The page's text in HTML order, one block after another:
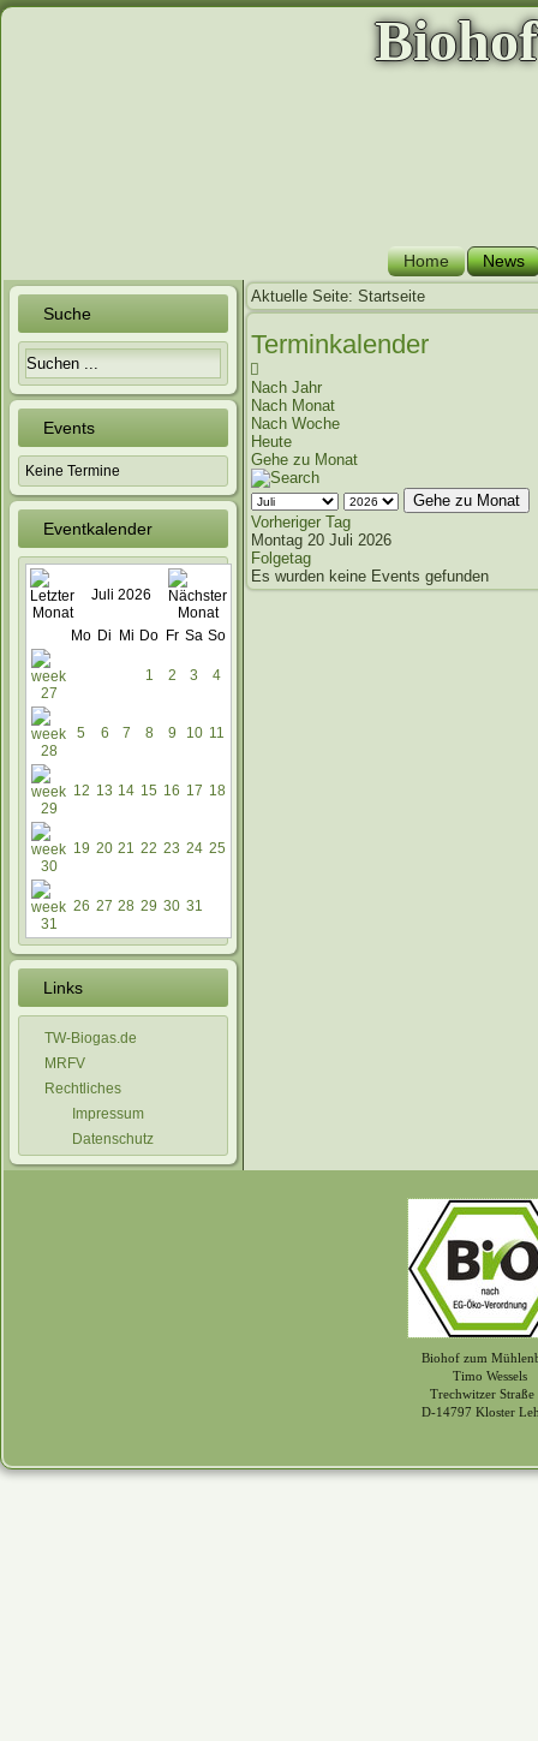
Home News
Suche
Events
Keine Termine
Eventkalender
Juli 2026
Mo Di Mi Do Fr Sa So
1 2 3 4
5 6 7 8 9 10 11
12 13 14 15 16 17 18
19 20 21 22 23 24 25
26 27 28 29 30 31
Links
TW-Biogas.de
MRFV
Rechtliches
Impressum
Datenschutz
Aktuelle Seite: Startseite
Terminkalender
Nach Jahr
Nach Monat
Nach Woche
Heute
Gehe zu Monat
Gehe zu Monat
Vorheriger Tag
Montag 20 Juli 2026
Folgetag
Es wurden keine Events gefunden
Biohof zum
Timo Wessels
Trechwitzer Straße
D-14797 Kloster